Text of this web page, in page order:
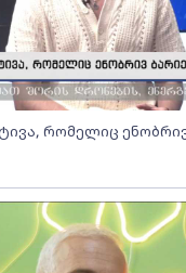
რომელიც